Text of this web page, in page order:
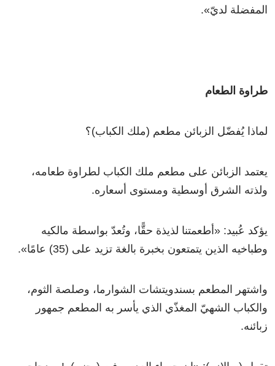
المفضلة لديّ».
طراوة الطعام
لماذا يُفضّل الزبائن مطعم (ملك الكباب)؟
يعتمد الزبائن على مطعم ملك الكباب لطراوة طعامه،
ولذته الشرق أوسطية ومستوى أسعاره.
يؤكد عُبيد: «أطعمتنا لذيذة حقًّا، وتُعدّ بواسطة مالكيه
وطباخيه الذين يتمتعون بخبرة بالغة تزيد على (35) عامًا».
واشتهر المطعم بسندويتشات الشوارما، وصلصة الثوم،
والكباب الشهيّ المغذّي الذي يأسر به المطعم جمهور
زبائنه.